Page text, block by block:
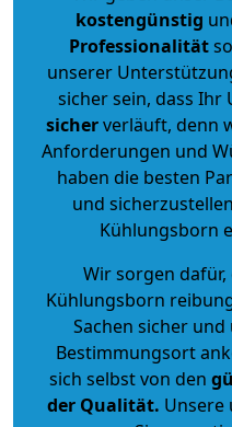
kostengünstig
Professionalität
unserer
sicher sein, dass Ihr
sicherverläuft, denn
Anforderungen und
haben die besten
und
Kühlungsborn
Wir sorgen
Kühlungsborn
Sachen sicher
Bestimmungsort
sich selbst von den
der Qualität. Unsere